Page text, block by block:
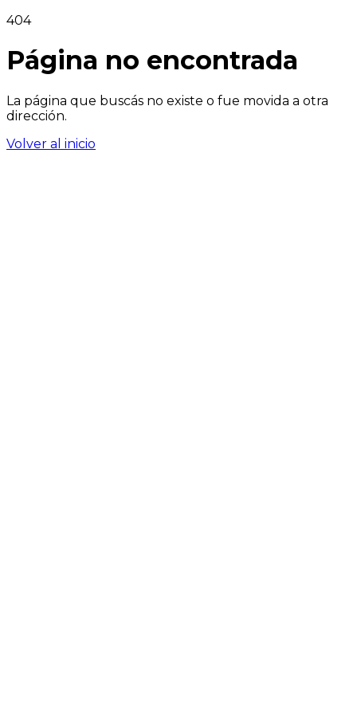
404
Página no encontrada
La página que buscás no existe o fue movida a otra
dirección.
Volver al inicio